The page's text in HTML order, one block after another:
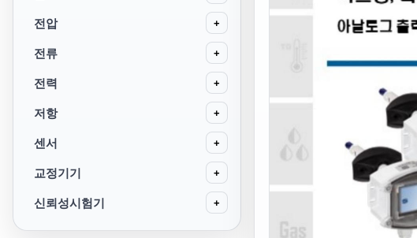
전압 +
전류 +
전력 +
저항 +
센서 +
교정기기 +
신뢰성시험기 +